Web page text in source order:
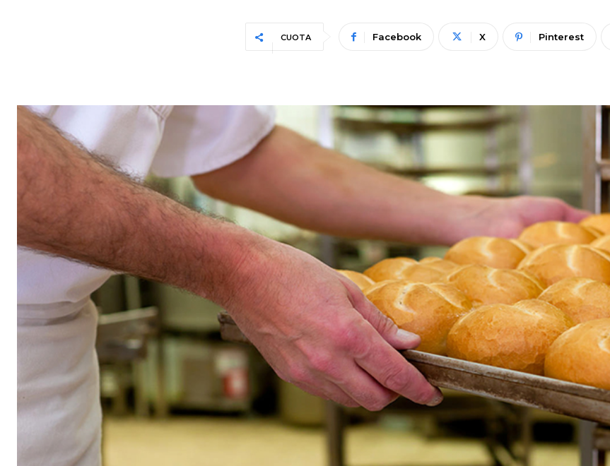
CUOTA Facebook X Pinterest